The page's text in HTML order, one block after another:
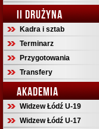
II DRUŻYNA
Kadra i sztab
Terminarz
Przygotowania
Transfery
AKADEMIA
Widzew Łódź U-19
Widzew Łódź U-17